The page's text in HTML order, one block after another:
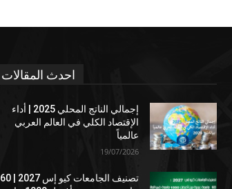
احدث المقالات
إجمالي الناتج المحلي 2025 | أداء
الإقتصاد الكلي في العالم العربي
عالمياً
19/07/2026
تصنيف الجامعات كيو إس 2027 | 60